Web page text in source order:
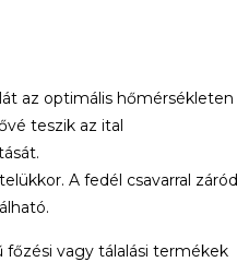
az optimális hőmérsékleten
teszik az ital
A fedél csavarral
vagy tálalási termékek